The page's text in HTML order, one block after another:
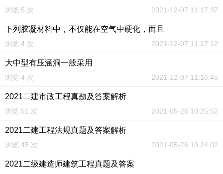
浏览 5 次 2021-12-07 11:17:37
下列胶凝材料中，不仅能在空气中硬化，而且
浏览 4 次 2021-12-07 11:17:12
大中型有压涵洞一般采用
浏览 4 次 2021-12-07 11:16:45
2021二建市政工程真题及答案解析
浏览 51 次 2021-05-26 10:25:52
2021二建工程法规真题及答案解析
浏览 45 次 2021-05-26 10:24:02
2021二级建造师建筑工程真题及答案